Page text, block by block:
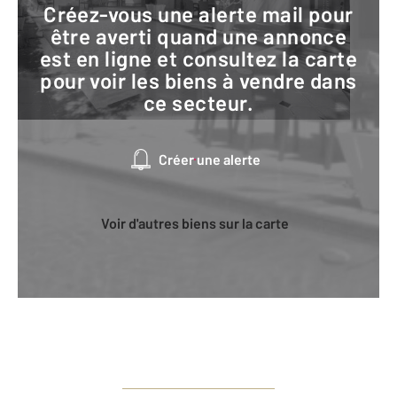
Créez-vous une alerte mail pour
être averti quand une annonce
est en ligne et consultez la carte
pour voir les biens à vendre dans
ce secteur.
Créer une alerte
Voir d'autres biens sur la carte